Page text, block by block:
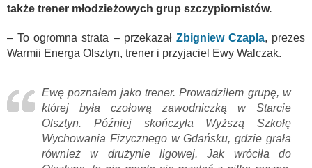
także trener młodzieżowych grup szczypiornistów.
– To ogromna strata – przekazał Zbigniew Czapla, prezes
Warmii Energa Olsztyn, trener i przyjaciel Ewy Walczak.
Ewę poznałem jako trener. Prowadziłem grupę, w
której była czołową zawodniczką w Starcie
Olsztyn. Później skończyła Wyższą Szkołę
Wychowania Fizycznego w Gdańsku, gdzie grała
również w drużynie ligowej. Jak wróciła do